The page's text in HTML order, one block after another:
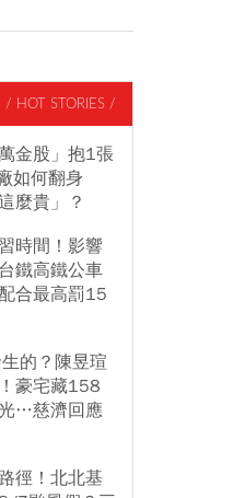
/ HOT STORIES /
金股」抱1張
如何翻身
麼貴」？
時間！影響
鐵高鐵公車
合最高罰15
的？陳昱瑄
豪宅藏158
…慈濟回應
徑！北北基